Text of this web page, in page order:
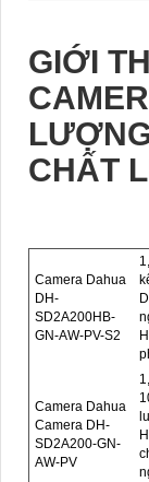
GIỚI
CHẤT
Camera Dahua
DH-
SD2A200HB-
GN-AW-PV-S2
Camera Dahua
Camera DH-
SD2A200-GN-
AW-PV